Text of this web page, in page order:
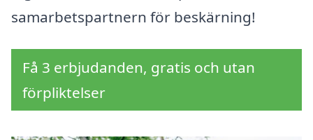
samarbetspartnern för beskärning!
Få 3 erbjudanden, gratis och utan
förpliktelser